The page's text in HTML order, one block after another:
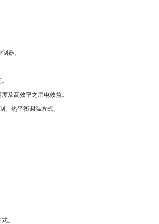
器。
及高效率之用电效益。
。热平衡调温方式。
。